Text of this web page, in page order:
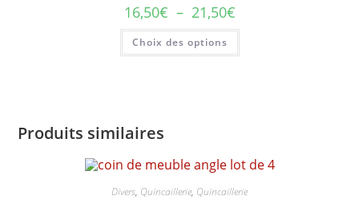
du
16,50€ – 21,50€Plage
de
prix :
à
Choix des options
Ce
a
la
page
produit
Produits similaires
Divers, Quincaillerie, Quincaillerie